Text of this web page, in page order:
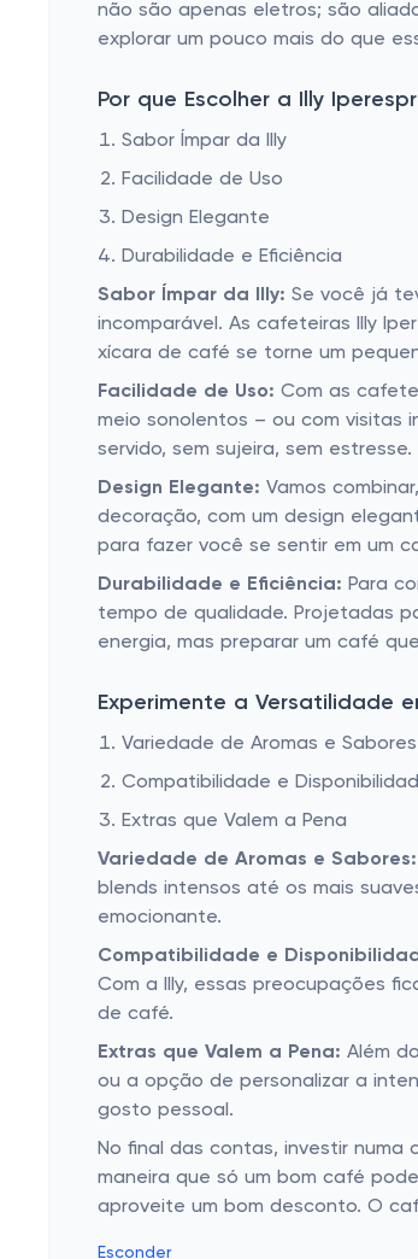
não são apenas eletros; são
explorar um pouco mais do que
Por que Escolher a Illy
Sabor Ímpar da Illy
Facilidade de Uso
Design Elegante
Durabilidade e Eficiência
Sabor Ímpar da Illy: Se você já
incomparável. As cafeteiras Illy
xícara de café se torne um
Facilidade de Uso: Com as
meio sonolentos – ou com visitas
servido, sem sujeira, sem
Design Elegante: Vamos
decoração, com um design
para fazer você se sentir em um
Durabilidade e Eficiência: Para
tempo de qualidade. Projetadas
energia, mas preparar um café
Experimente a Versatilidade
Variedade de Aromas e Sabores
Compatibilidade e
Extras que Valem a Pena
Variedade de Aromas e Sabores:
blends intensos até os mais
emocionante.
Compatibilidade e
Com a Illy, essas preocupações
de café.
Extras que Valem a Pena: Além
ou a opção de personalizar a
gosto pessoal.
No final das contas, investir
maneira que só um bom café
aproveite um bom desconto. O
Esconder